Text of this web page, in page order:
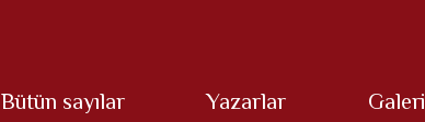
Bütün sayılar Yazarlar Galeri